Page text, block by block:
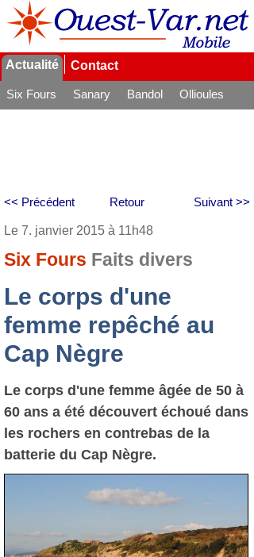
Actualité Contact
Six Fours Sanary Bandol
Ollioules
Retour
<< Précédent Suivant >>
Le 7. janvier 2015 à 11h48
Six Fours Faits divers
Le corps d'une
femme repêché au
Cap Nègre
Le corps d'une femme âgée de 50 à
60 ans a été découvert échoué dans
les rochers en contrebas de la
batterie du Cap Nègre.